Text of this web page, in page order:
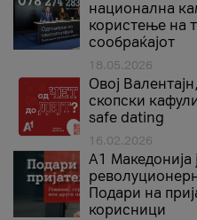
национална
користење на
сообраќајот
18.05.2026
Овој
скопски
safe dating
16.02.2026
А1 Македонија
Подари на
корисници